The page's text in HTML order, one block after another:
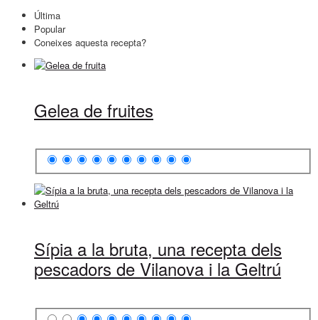
Última
Popular
Coneixes aquesta recepta?
Gelea de fruites
Sípia a la bruta, una recepta dels
pescadors de Vilanova i la Geltrú